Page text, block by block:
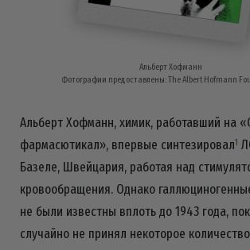
Альберт Хофманн
Фотографии предоставлены: The Albert Hofmann
Альберт Хофманн, химик, работавший на
фармасютикал», впервые синтезировал1
Базеле, Швейцария, работая над
кровообращения. Однако
не были известны вплоть до 1943 года,
случайно не принял некоторое